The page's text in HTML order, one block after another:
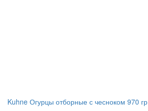
Kuhne Огурцы отборные с чесноком 970 гр